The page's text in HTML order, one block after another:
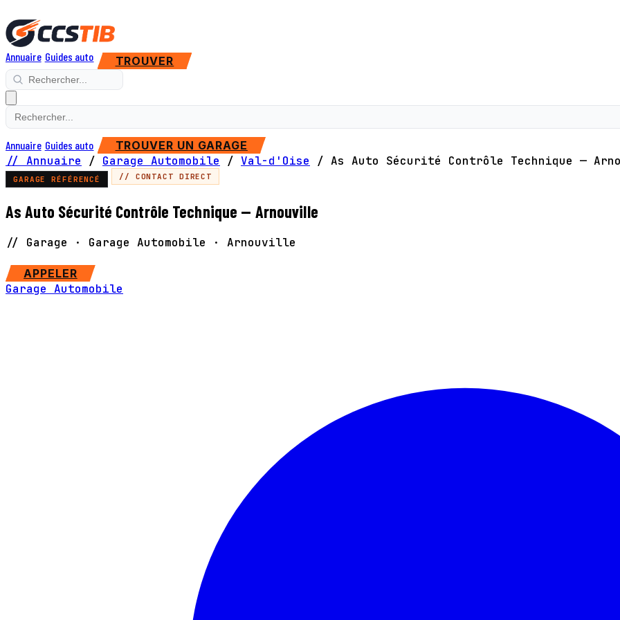
Annuaire Guides auto TROUVER
Annuaire Guides auto TROUVER UN GARAGE
// Annuaire / Garage Automobile / Val-d'Oise / As Auto Sécurité Contrôle Technique —
GARAGE RÉFÉRENCÉ // CONTACT DIRECT
As Auto Sécurité Contrôle Technique — Arnouville
// Garage · Garage Automobile · Arnouville
APPELER
Garage Automobile